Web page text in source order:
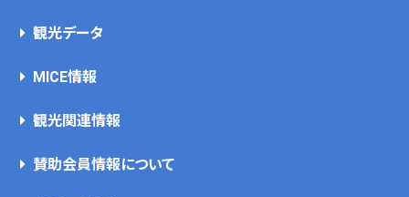
観光データ
MICE情報
観光関連情報
賛助会員情報について